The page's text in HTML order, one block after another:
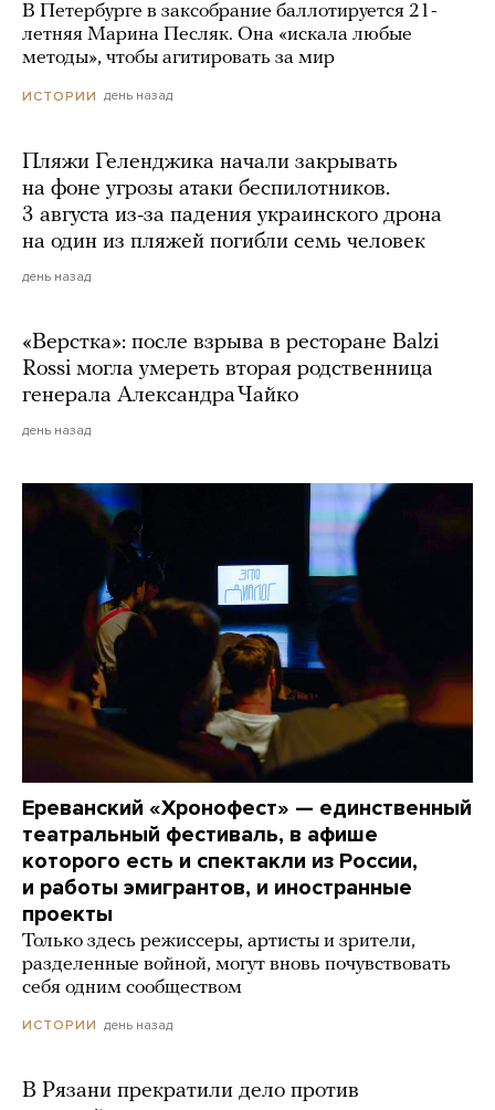
В Петербурге в заксобрание баллотируется 21-
летняя Марина Песляк. Она «искала любые
методы», чтобы агитировать за мир
ИСТОРИИ день назад
Пляжи Геленджика начали закрывать
на фоне угрозы атаки беспилотников.
3 августа из-за падения украинского дрона
на один из пляжей погибли семь человек
день назад
«Верстка»: после взрыва в ресторане Balzi
Rossi могла умереть вторая родственница
генерала Александра Чайко
день назад
Ереванский «Хронофест» — единственный
театральный фестиваль, в афише
которого есть и спектакли из России,
и работы эмигрантов, и иностранные
проекты
Только здесь режиссеры, артисты и зрители,
разделенные войной, могут вновь почувствовать
себя одним сообществом
ИСТОРИИ день назад
В Рязани прекратили дело против